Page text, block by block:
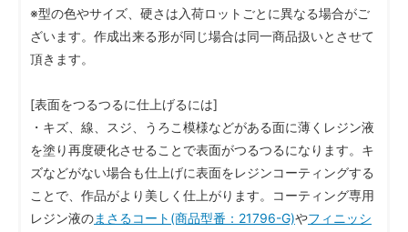
※型の色やサイズ、硬さは入荷ロットごとに異なる場合がご
ざいます。作成出来る形が同じ場合は同一商品扱いとさせて
頂きます。
[表面をつるつるに仕上げるには]
・キズ、線、スジ、うろこ模様などがある面に薄くレジン液
を塗り再度硬化させることで表面がつるつるになります。キ
ズなどがない場合も仕上げに表面をレジンコーティングする
ことで、作品がより美しく仕上がります。コーティング専用
レジン液のまさるコート(商品型番：21796-G)やフィニッシ